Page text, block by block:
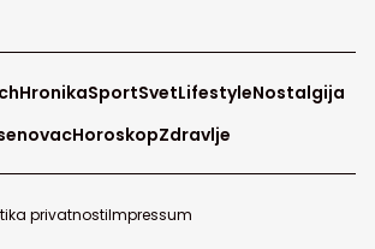
HronikaSportSvetLifestyleNostalgija
HoroskopZdravlje
privatnostiImpressum